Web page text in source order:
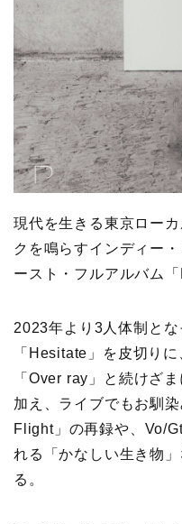
現代を生きる東京ロー
クを鳴らすインディー
ースト・フルアルバム
2023年より3人体制と
「Hesitate」を皮切り
「Over ray」と続けざ
加え、ライブでもお馴
Flight」の再録や、Vo/
れる「かなしい生き物
る。